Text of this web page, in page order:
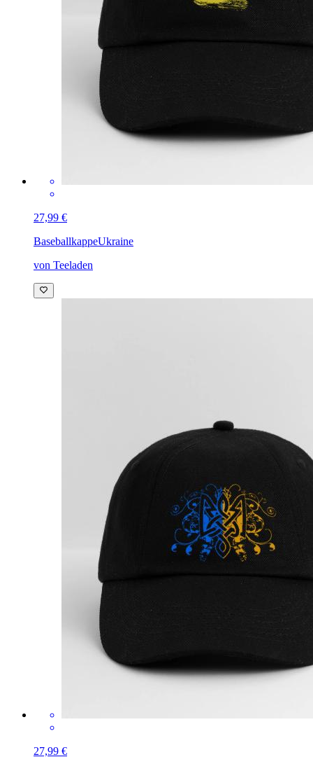
27,99 €
BaseballkappeUkraine
von Teeladen
27,99 €